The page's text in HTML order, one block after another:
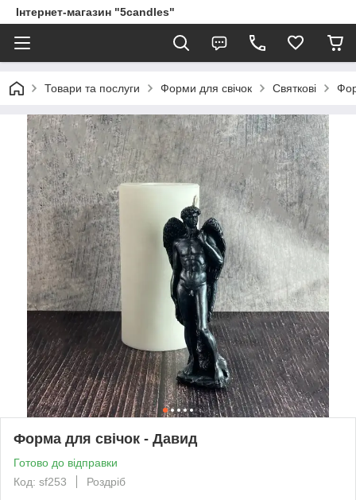
Інтернет-магазин "5candles"
Товари та послуги Форми для свічок Святкові
Форма для свічок - Давид
Готово до відправки
Код: sf253
Роздріб